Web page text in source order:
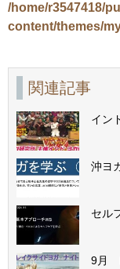
/home/r3547418/
content/themes/
関連記事
イン
沖ヨ
セル
9月